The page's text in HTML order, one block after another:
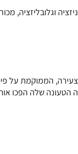
וגלובליזציה,
צעירה, הממוקמת על
הטעונה שלה הפכו